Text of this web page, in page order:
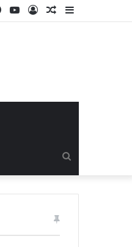
Sidebar
Random
Log
YouTube
Facebook
for